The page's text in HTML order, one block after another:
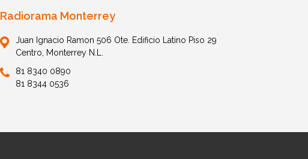
Radiorama Monterrey
Juan Ignacio Ramon 506 Ote. Edificio Latino Piso 29
Centro, Monterrey N.L.
81 8340 0890
81 8344 0536